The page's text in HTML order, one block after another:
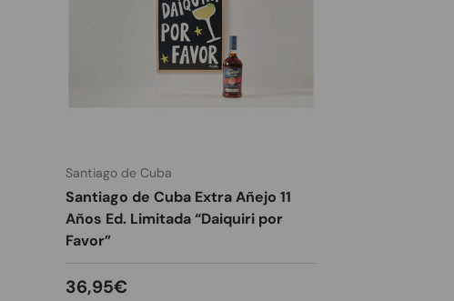
Santiago de Cuba
Santiago de Cuba Extra Añejo 11
Años Ed. Limitada “Daiquiri por
Favor”
Precio normal
36,95€